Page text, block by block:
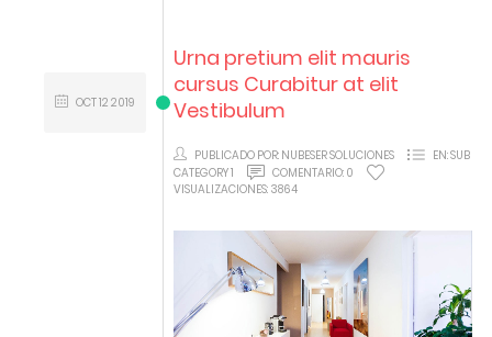
Urna pretium elit mauris
cursus Curabitur at elit
Vestibulum
PUBLICADO POR: NUBESER SOLUCIONES EN:SUB
CATEGORY 1
OCT12 2019
COMENTARIO: 0
VISUALIZACIONES: 3864